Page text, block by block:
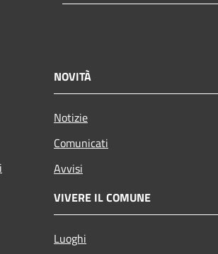
NOVITÀ
Notizie
Comunicati
Avvisi
VIVERE IL COMUNE
Luoghi